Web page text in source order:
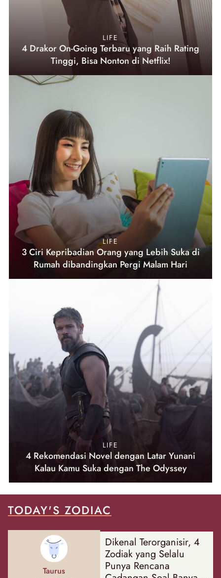
LIFE
4 Drakor On-Going Terbaru yang Raih Rating
Tinggi, Bisa Nonton di Netflix!
LIFE
3 Ciri Kepribadian Orang yang Lebih Suka di
Rumah dibandingkan Pergi Malam Hari
LIFE
4 Rekomendasi Novel dengan Latar Yunani
Kalau Kamu Suka dengan The Odyssey
TODAY'S ZODIAC
Taurus
Dikenal Terorganisir, 4
Zodiak yang Selalu
Punya Rencana